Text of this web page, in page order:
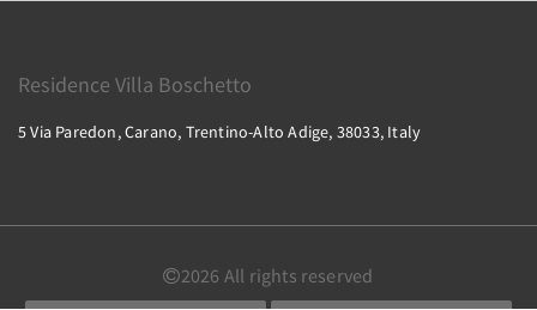
Residence Villa Boschetto
5 Via Paredon, Carano, Trentino-Alto Adige, 38033, Italy
2026 All rights reserved